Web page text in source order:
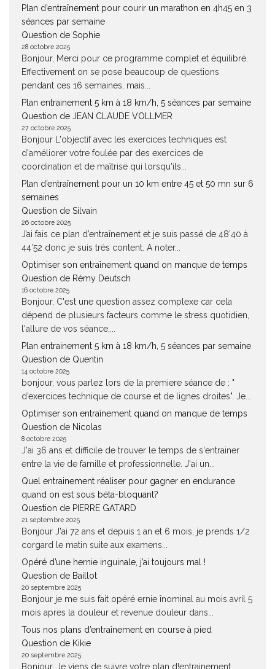
Plan d’entraînement pour courir un marathon en 4h45 en 3
séances par semaine
Question de Sophie
28 octobre 2025
Bonjour, Merci pour ce programme complet et équilibré.
Effectivement on se pose beaucoup de questions
pendant ces 16 semaines, mais...
Plan entrainement 5 km à 18 km/h, 5 séances par semaine
Question de JEAN CLAUDE VOLLMER
27 octobre 2025
Bonjour L'objectif avec les exercices techniques est
d'améliorer votre foulée par des exercices de
coordination et de maîtrise qui lorsqu'ils...
Plan d’entraînement pour un 10 km entre 45 et 50 mn sur 6
semaines
Question de Silvain
26 octobre 2025
J’ai fais ce plan d’entraînement et je suis passé de 48’40 à
44’52 donc je suis très content. A noter...
Optimiser son entraînement quand on manque de temps
Question de Rémy Deutsch
16 octobre 2025
Bonjour, C'est une question assez complexe car cela
dépend de plusieurs facteurs comme le stress quotidien,
l'allure de vos séance,...
Plan entrainement 5 km à 18 km/h, 5 séances par semaine
Question de Quentin
14 octobre 2025
bonjour, vous parlez lors de la premiere séance de : "
d’exercices technique de course et de lignes droites". Je...
Optimiser son entraînement quand on manque de temps
Question de Nicolas
8 octobre 2025
J'ai 36 ans et difficile de trouver le temps de s'entrainer
entre la vie de famille et professionnelle. J'ai un...
Quel entrainement réaliser pour gagner en endurance
quand on est sous béta-bloquant?
Question de PIERRE GATARD
21 septembre 2025
Bonjour J'ai 72 ans et depuis 1 an et 6 mois, je prends 1/2
corgard le matin suite aux examens...
Opéré d’une hernie inguinale, j’ai toujours mal !
Question de Baillot
20 septembre 2025
Bonjour je me suis fait opéré ernie înominal au mois avril 5
mois apres la douleur et revenue douleur dans...
Tous nos plans d’entraînement en course à pied
Question de Kikie
20 septembre 2025
Bonjour, Je viens de suivre votre plan d!entrainement,